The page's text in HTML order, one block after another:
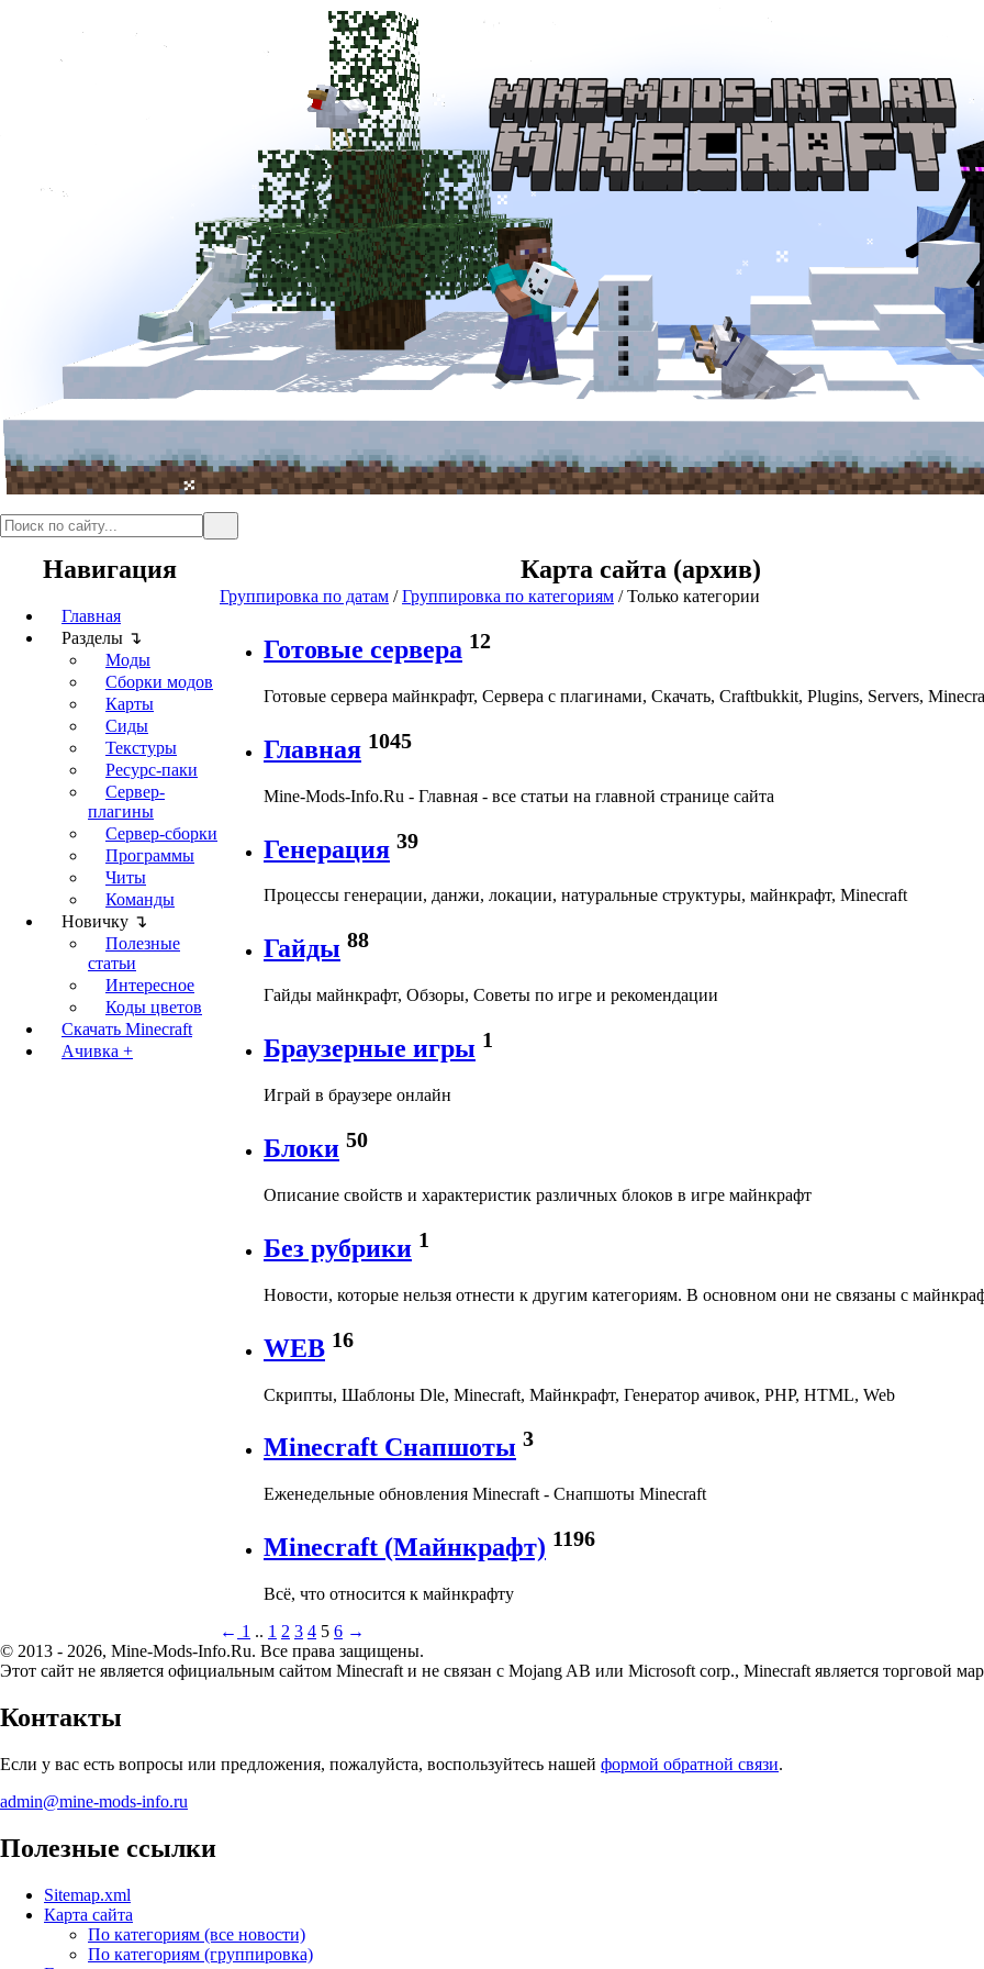
Навигация
Главная
Разделы ↴
Моды
Сборки модов
Карты
Сиды
Текстуры
Ресурс-паки
Сервер-
плагины
Сервер-сборки
Программы
Читы
Команды
Новичку ↴
Полезные
статьи
Интересное
Коды цветов
Скачать Minecraft
Ачивка +
Карта сайта (архив)
Группировка по датам /Группировка по категориям /Только категории
Готовые сервера 12
Готовые сервера майнкрафт, Сервера с плагинами, Скачать, Craftbukkit, Plugins, Servers,
Главная 1045
Mine-Mods-Info.Ru - Главная - все статьи на главной странице сайта
Генерация 39
Процессы генерации, данжи, локации, натуральные структуры, майнкрафт, Minecraft
Гайды 88
Гайды майнкрафт, Обзоры, Советы по игре и рекомендации
Браузерные игры 1
Играй в браузере онлайн
Блоки 50
Описание свойств и характеристик различных блоков в игре майнкрафт
Без рубрики 1
Новости, которые нельзя отнести к другим категориям. В основном они не связаны с
WEB 16
Скрипты, Шаблоны Dle, Minecraft, Майнкрафт, Генератор ачивок, PHP, HTML, Web
Minecraft Снапшоты 3
Еженедельные обновления Minecraft - Снапшоты Minecraft
Minecraft (Майнкрафт) 1196
Всё, что относится к майнкрафту
← 1 .. 1 2 3 4 5 6 →
© 2013 - 2026, Mine-Mods-Info.Ru. Все права защищены.
Этот сайт не является официальным сайтом Minecraft и не связан с Mojang AB или Microsoft corp., Minecraft является торговой
Контакты
Если у вас есть вопросы или предложения, пожалуйста, воспользуйтесь нашей формой обратной связи.
admin@mine-mods-info.ru
Полезные ссылки
Sitemap.xml
Карта сайта
По категориям (все новости)
По категориям (группировка)